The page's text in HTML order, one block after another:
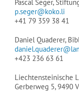
Pascal Seger,
p.seger@koko.li
+41 79 359 38 41
Daniel Quaderer,
+423 236 63 61
Liechtensteinische
Gerberweg 5, 9490